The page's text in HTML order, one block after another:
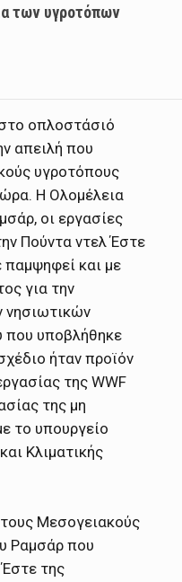
των υγροτόπων
οπλοστάσιό
απειλή που
υγροτόπους
Η Ολομέλεια
οι εργασίες
Πούντα ντελ Έστε
παμψηφεί και με
για την
νησιωτικών
που υποβλήθηκε
ήταν προϊόν
της WWF
της μη
το υπουργείο
Κλιματικής
Μεσογειακούς
Ραμσάρ που
της